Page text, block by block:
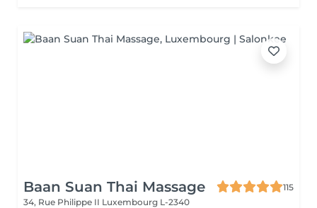
Baan Suan Thai Massage
115
34, Rue Philippe II Luxembourg L-2340